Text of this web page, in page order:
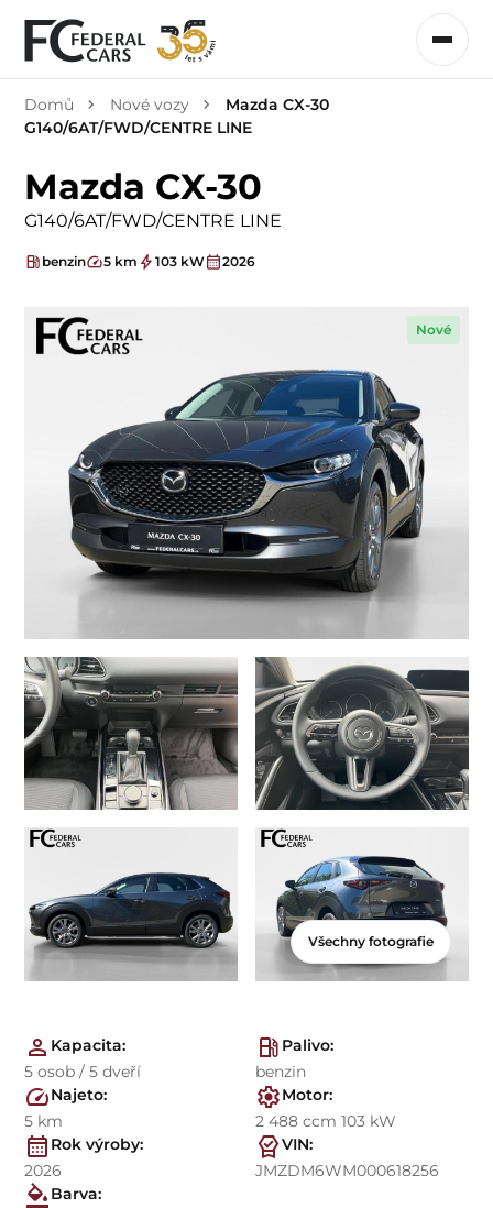
Domů Nové vozy
Mazda CX-30
G140/6AT/FWD/CENTRE LINE
Mazda CX-30
G140/6AT/FWD/CENTRE LINE
benzin 5 km 103 kW 2026
Nové
Všechny fotografie
Kapacita:
5 osob / 5 dveří
Palivo:
benzin
Najeto:
5 km
Motor:
2 488 ccm 103 kW
Rok výroby:
2026
VIN:
JMZDM6WM000618256
Barva: